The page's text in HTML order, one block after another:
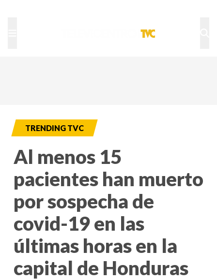
TRENDING TVC
Al menos 15
pacientes han muerto
por sospecha de
covid-19 en las
últimas horas en la
capital de Honduras